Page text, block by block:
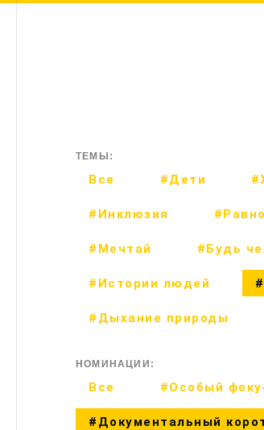
ТЕМЫ:
Все #Дети
#Инклюзия
#Мечтай #Будь
#Истории людей
#Дыхание природы
НОМИНАЦИИ:
Все #Особый
#Документальный